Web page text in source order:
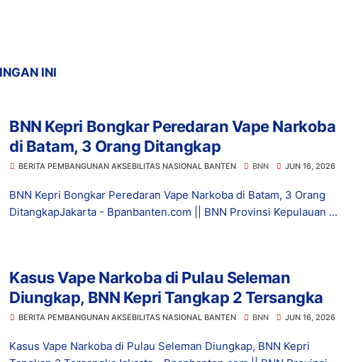
INI
​BNN Kepri Bongkar Peredaran Vape Narkoba
di Batam, 3 Orang Ditangkap
BERITA PEMBANGUNAN AKSEBILITAS NASIONAL BANTEN BNN JUN 16, 2026
BNN Kepri Bongkar Peredaran Vape Narkoba di Batam, 3 Orang
Ditangkap​Jakarta - Bpanbanten.com || BNN Provinsi Kepulauan ...
Kasus Vape Narkoba di Pulau Seleman
Diungkap, BNN Kepri Tangkap 2 Tersangka
BERITA PEMBANGUNAN AKSEBILITAS NASIONAL BANTEN BNN JUN 16, 2026
Kasus Vape Narkoba di Pulau Seleman Diungkap, BNN Kepri